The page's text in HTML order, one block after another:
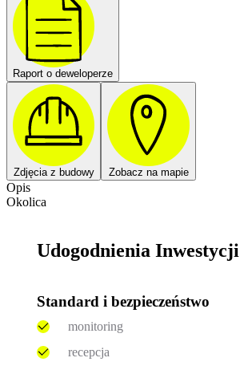
Raport o deweloperze
Zdjęcia z budowy Zobacz na mapie
Opis
Okolica
Udogodnienia Inwestycji
Standard i bezpieczeństwo
monitoring
recepcja